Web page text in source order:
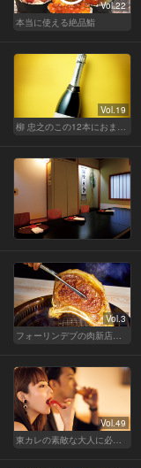
Vol.22
本当に使える絶品鮨
Vol.19
柳 忠之のこの12本におまかせ
Vol.3
Vol.49